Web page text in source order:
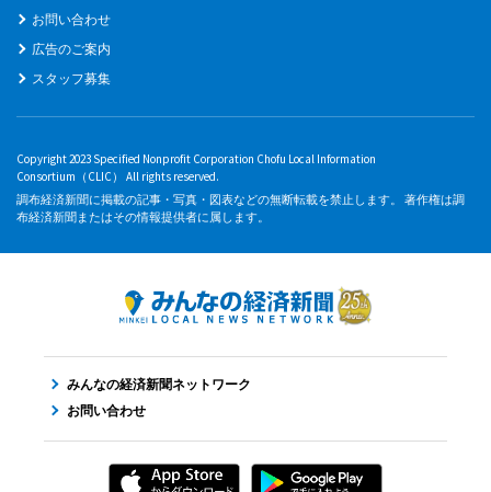
お問い合わせ
広告のご案内
スタッフ募集
Copyright 2023 Specified Nonprofit Corporation Chofu Local Information
Consortium（CLIC） All rights reserved.
調布経済新聞に掲載の記事・写真・図表などの無断転載を禁止します。 著作権は調
布経済新聞またはその情報提供者に属します。
みんなの経済新聞ネットワーク
お問い合わせ